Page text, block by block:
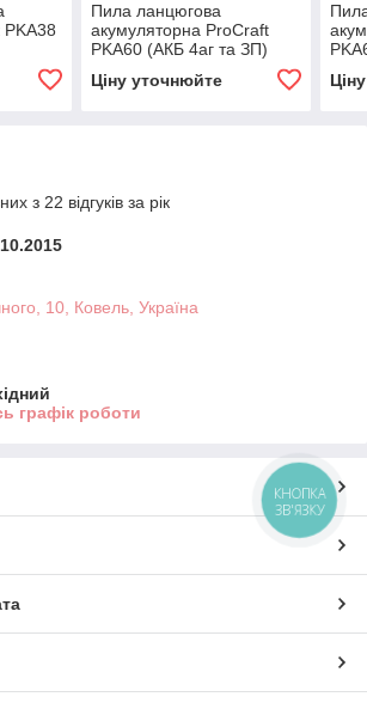
Пила ланцюгова
акумуляторна ProCraft
PKA60 (АКБ 4аг та ЗП)
Ціну уточнюйте
з 22 відгуків за рік
10, Ковель, Україна
графік роботи
КНОПКА
ЗВ'ЯЗКУ